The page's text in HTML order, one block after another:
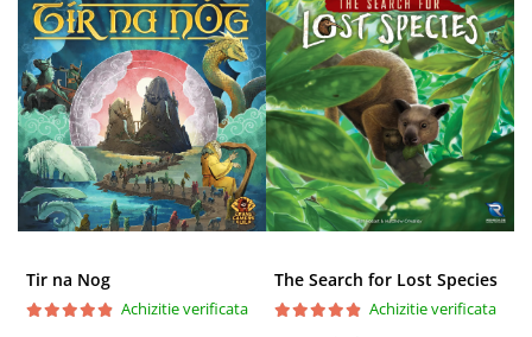
Puzzle 3D
Puzzle 8000 piese
Puzzle 150 piese
Puzzle 1000 piese fluorescent
Puzzle din lemn
Mandala
Puzzle 24 piese
Puzzle-uri metalice si logice
Puzzle 3 in 1
Tir na Nog
Achizitie verificata
The Search for Lost Species
Achizitie verificata